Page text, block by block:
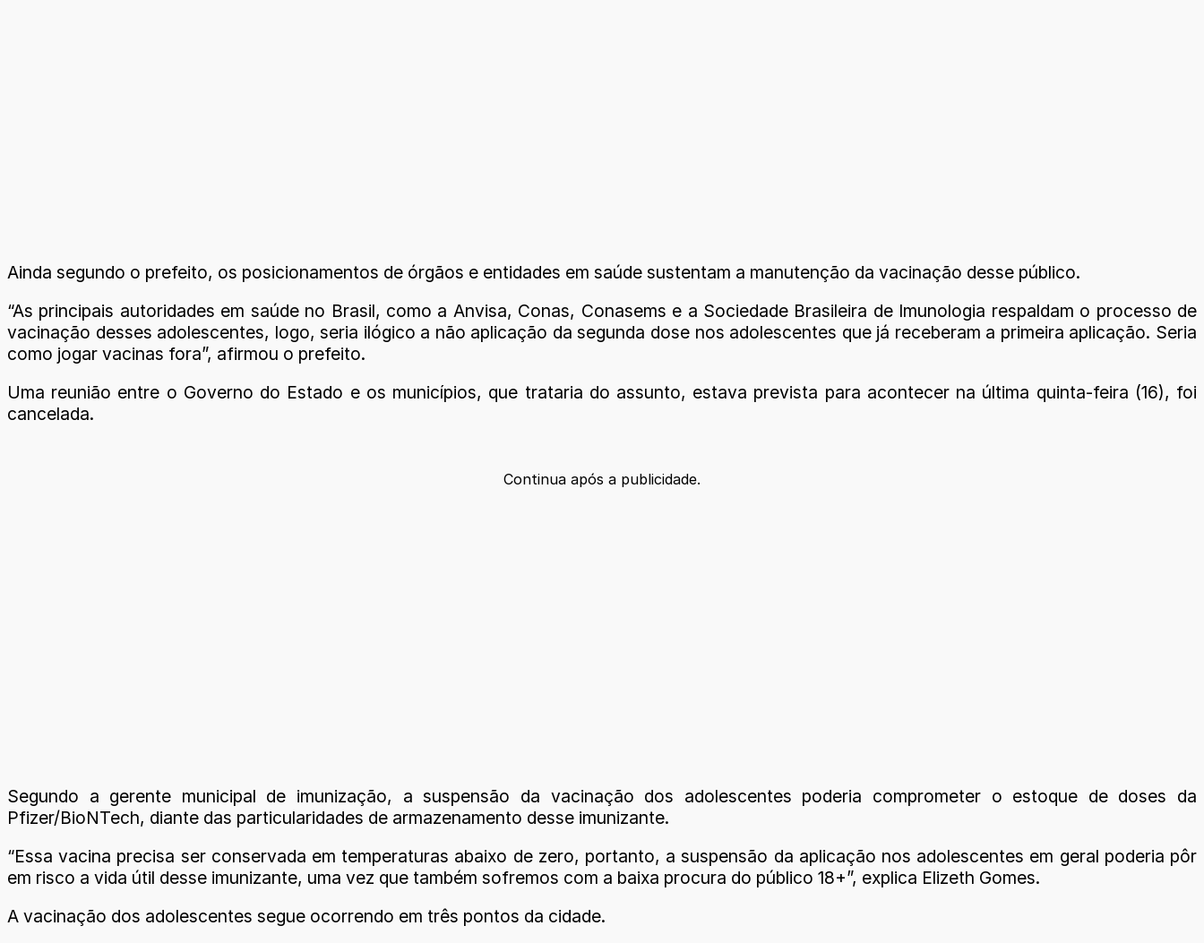
Ainda segundo o prefeito, os posicionamentos de órgãos e entidades em saúde sustentam a manutenção da vacinação desse público.
“As principais autoridades em saúde no Brasil, como a Anvisa, Conas, Conasems e a Sociedade Brasileira de Imunologia respaldam o processo de
vacinação desses adolescentes, logo, seria ilógico a não aplicação da segunda dose nos adolescentes que já receberam a primeira aplicação. Seria
como jogar vacinas fora”, afirmou o prefeito.
Uma reunião entre o Governo do Estado e os municípios, que trataria do assunto, estava prevista para acontecer na última quinta-feira (16), foi
cancelada.
Continua após a publicidade.
Segundo a gerente municipal de imunização, a suspensão da vacinação dos adolescentes poderia comprometer o estoque de doses da
Pfizer/BioNTech, diante das particularidades de armazenamento desse imunizante.
“Essa vacina precisa ser conservada em temperaturas abaixo de zero, portanto, a suspensão da aplicação nos adolescentes em geral poderia pôr
em risco a vida útil desse imunizante, uma vez que também sofremos com a baixa procura do público 18+”, explica Elizeth Gomes.
A vacinação dos adolescentes segue ocorrendo em três pontos da cidade.